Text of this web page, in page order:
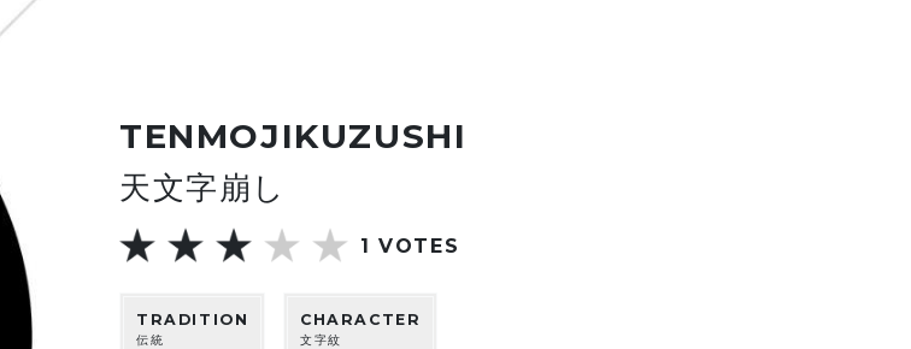
TENMOJIKUZUSHI
天文字崩し
1 VOTES
TRADITION
伝統
CHARACTER
文字紋